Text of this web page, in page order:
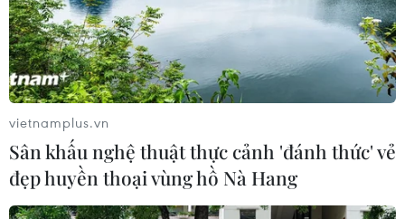
Niềm vinh dự của những chiến sỹ
canh giấc ngủ cho Người
vietnamplus.vn
Sân khấu nghệ thuật thực cảnh 'đánh thức' vẻ
đẹp huyền thoại vùng hồ Nà Hang